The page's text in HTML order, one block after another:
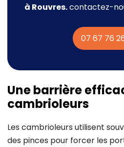
à Rouvres.contactez-
07 67 76
Une barrière
cambrioleurs
Les cambrioleurs utilisent
des pinces pour forcer les